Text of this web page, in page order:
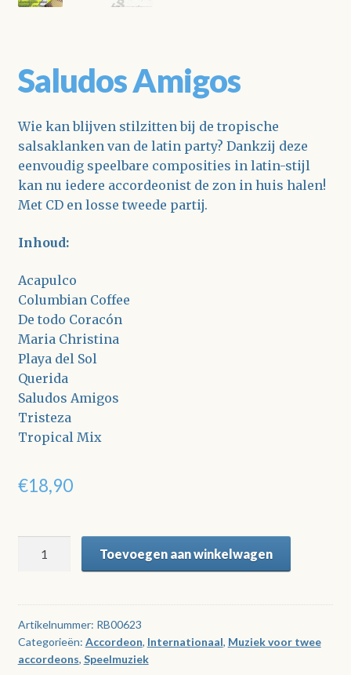
Saludos Amigos
Wie kan blijven stilzitten bij de tropische
salsaklanken van de latin party? Dankzij deze
eenvoudig speelbare composities in latin-stijl
kan nu iedere accordeonist de zon in huis halen!
Met CD en losse tweede partij.
Inhoud:
Acapulco
Columbian Coffee
De todo Coracón
Maria Christina
Playa del Sol
Querida
Saludos Amigos
Tristeza
Tropical Mix
€18,90
Toevoegen aan winkelwagen
Artikelnummer: RB00623
Categorieën: Accordeon, Internationaal, Muziek voor twee
accordeons, Speelmuziek